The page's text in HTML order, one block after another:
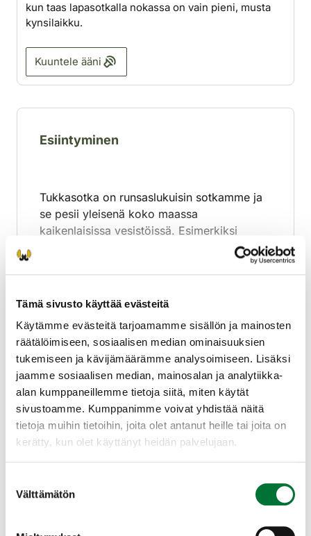
Tämä sivusto käyttää evästeitä
Käytämme evästeitä tarjoamamme sisällön ja mainosten
räätälöimiseen, sosiaalisen median ominaisuuksien
tukemiseen ja kävijämäärämme analysoimiseen. Lisäksi
jaamme sosiaalisen median, mainosalan ja analytiikka-
alan kumppaneillemme tietoja siitä, miten käytät
sivustoamme. Kumppanimme voivat yhdistää näitä
tietoja muihin tietoihin, joita olet antanut heille tai joita on
kerätty, kun olet käyttänyt heidän palvelujaan.
valinta
Välttämätön
kun taas lapasotkalla nokassa on vain pieni, musta
kynsilaikku.
Kuuntele ääni
Esiintyminen
Tukkasotka on runsaslukuisin sotkamme ja
se pesii yleisenä koko maassa
kaikenlaisissa vesistöissä. Esimerkiksi
Ravinto
Simpukat, kotilot, pikkukalat ja vesikasvit.